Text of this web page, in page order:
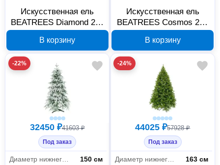
Искусственная ель
BEATREES Diamond 240
В корзину
Искусственная ель
BEATREES Cosmos 240
В корзину
-22%
32450 ₽41603 ₽
Под заказ
Диаметр нижнего яруса
150 см
-24%
44025 ₽57928 ₽
Под заказ
Диаметр нижнего яруса
163 см